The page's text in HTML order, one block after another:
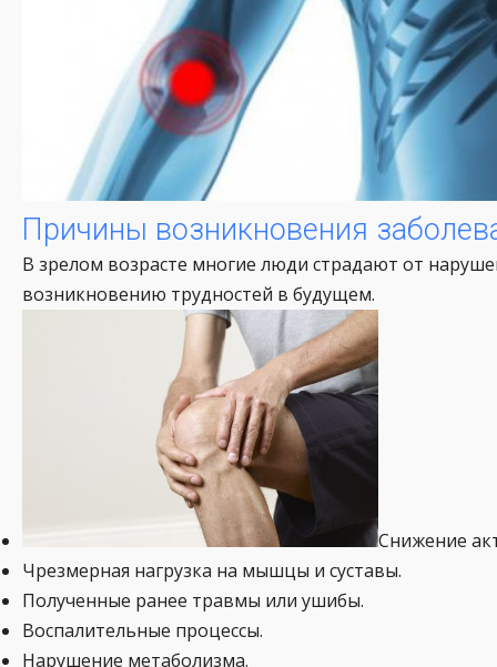
Причины возникновения
В зрелом возрасте многие люди страдают от
возникновению трудностей в будущем.
Снижение
Чрезмерная нагрузка на мышцы и суставы.
Полученные ранее травмы или ушибы.
Воспалительные процессы.
Нарушение метаболизма.